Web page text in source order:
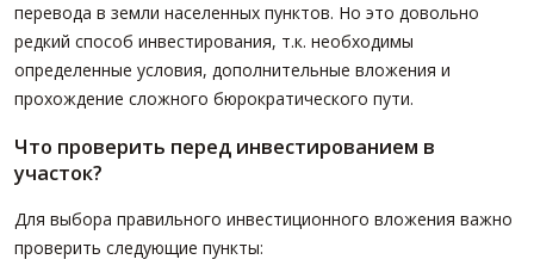
перевода в земли населенных пунктов. Но это довольно
редкий способ инвестирования, т.к. необходимы
определенные условия, дополнительные вложения и
прохождение сложного бюрократического пути.
Что проверить перед инвестированием в
участок?
Для выбора правильного инвестиционного вложения важно
проверить следующие пункты: